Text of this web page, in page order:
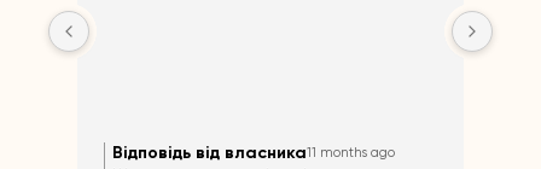
Відповідь від власника11 months ago